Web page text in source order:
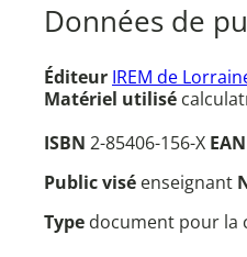
Données de
Éditeur IREM de
Matériel utilisé
ISBN 2-85406-156-X EAN
Public visé enseignant
Type document pour la